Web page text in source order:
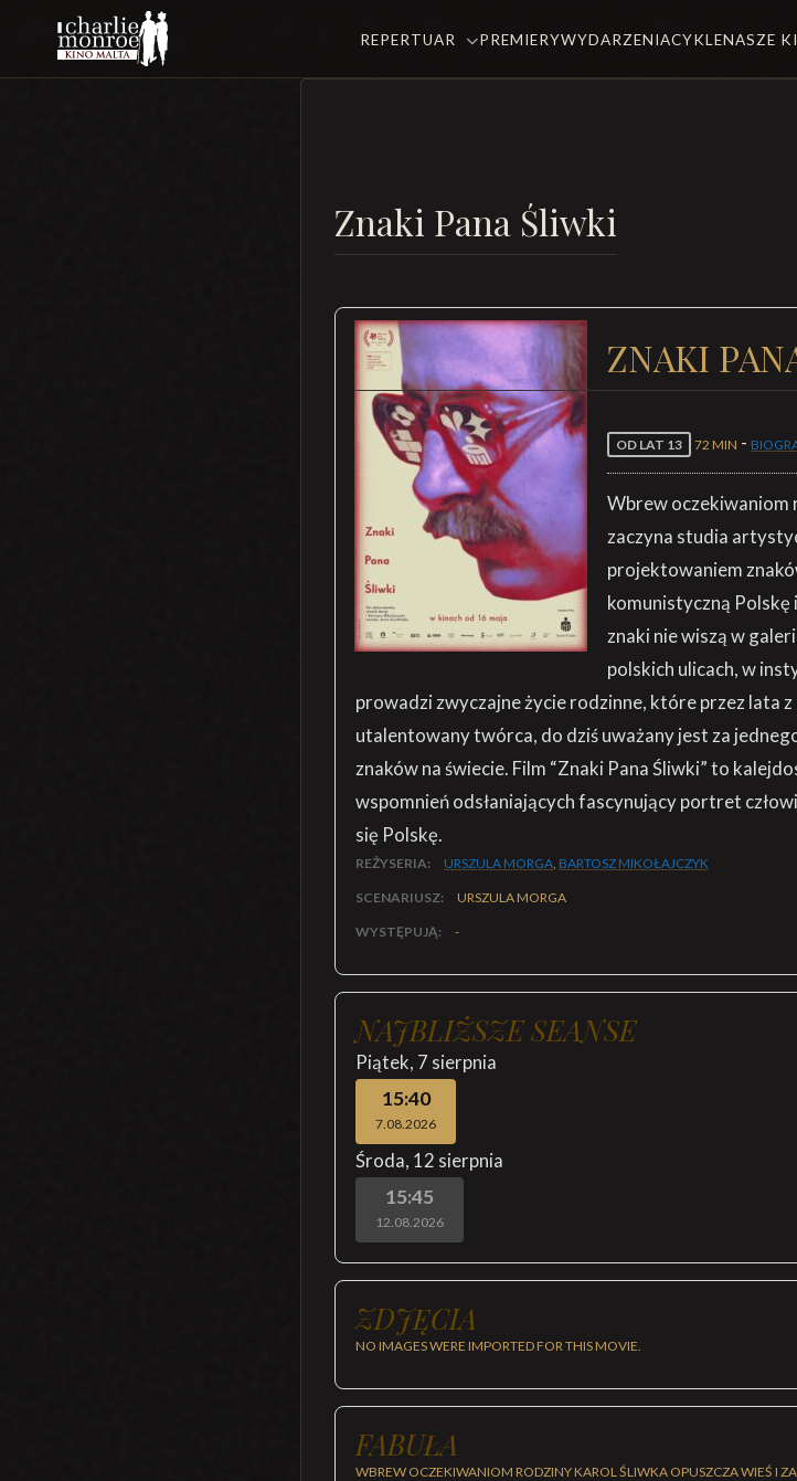
REPERTUAR PREMIERYWYDARZENIACYKLENASZE
Znaki Pana Śliwki
ZNAKI
OD LAT 13 72 MIN -
Wbrew oczekiwaniom
zaczyna studia
projektowaniem
komunistyczną
znaki nie wiszą w
polskich ulicach, w
prowadzi zwyczajne życie rodzinne, które przez lata
utalentowany twórca, do dziś uważany jest za
znaków na świecie. Film “Znaki Pana Śliwki” to
wspomnień odsłaniających fascynujący portret
się Polskę.
REŻYSERIA: URSZULA MORGA, BARTOSZ MIKOŁAJCZYK
SCENARIUSZ: URSZULA MORGA
WYSTĘPUJĄ: -
NAJBLIŻSZE SEANSE
Piątek, 7 sierpnia
15:40
7.08.2026
Środa, 12 sierpnia
15:45
12.08.2026
ZDJĘCIA
NO IMAGES WERE IMPORTED FOR THIS MOVIE.
FABUŁA
WBREW OCZEKIWANIOM RODZINY KAROL ŚLIWKA OPUSZCZA WIEŚ I